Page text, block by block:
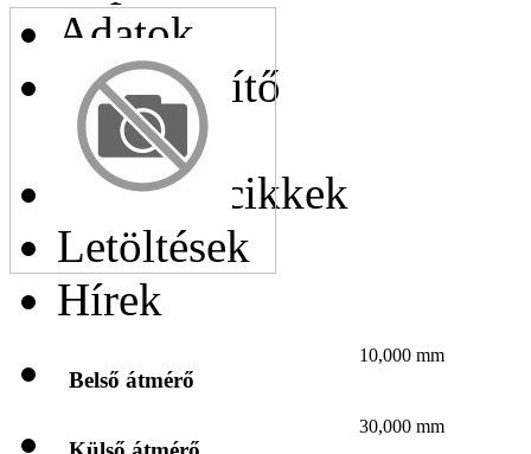
Adatok
Helyettesítő
cikkek
Hasonló cikkek
Letöltések
Hírek
Belső átmérő
10,000 mm
30,000 mm